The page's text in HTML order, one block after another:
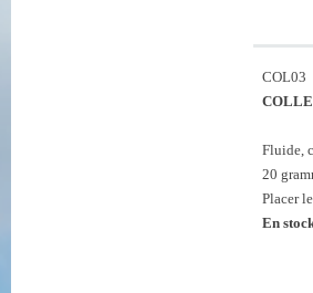
COL03
Fluide,
20
Placer
En